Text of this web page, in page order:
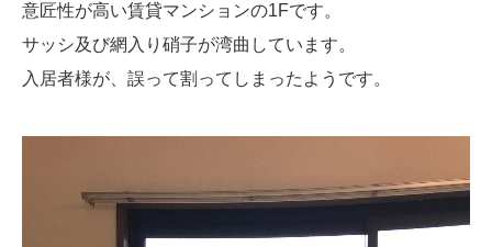
意匠性が高い賃貸マンションの1Fです。
サッシ及び網入り硝子が湾曲しています。
入居者様が、誤って割ってしまったようです。